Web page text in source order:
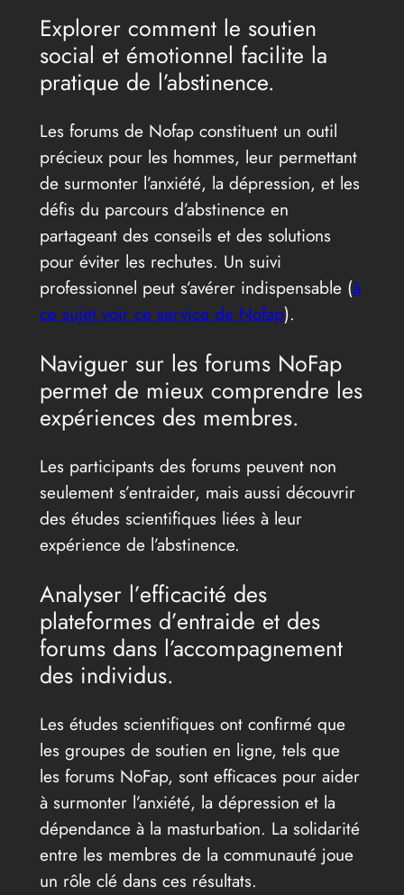
Explorer comment le soutien
social et émotionnel facilite la
pratique de l’abstinence.
Les forums de Nofap constituent un outil
précieux pour les hommes, leur permettant
de surmonter l’anxiété, la dépression, et les
défis du parcours d’abstinence en
partageant des conseils et des solutions
pour éviter les rechutes. Un suivi
professionnel peut s’avérer indispensable (à
ce sujet voir ce service de Nofap).
Naviguer sur les forums NoFap
permet de mieux comprendre les
expériences des membres.
Les participants des forums peuvent non
seulement s’entraider, mais aussi découvrir
des études scientifiques liées à leur
expérience de l’abstinence.
Analyser l’efficacité des
plateformes d’entraide et des
forums dans l’accompagnement
des individus.
Les études scientifiques ont confirmé que
les groupes de soutien en ligne, tels que
les forums NoFap, sont efficaces pour aider
à surmonter l’anxiété, la dépression et la
dépendance à la masturbation. La solidarité
entre les membres de la communauté joue
un rôle clé dans ces résultats.